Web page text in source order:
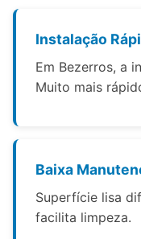
Instalação
Em Bezerros, a
Muito mais
Baixa
Superfície lisa
facilita limpeza.